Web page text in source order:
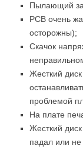
Пылающий
PCB очень
осторожны);
Скачок
Жесткий диск
проблемой
На плате
Жесткий
падал или не